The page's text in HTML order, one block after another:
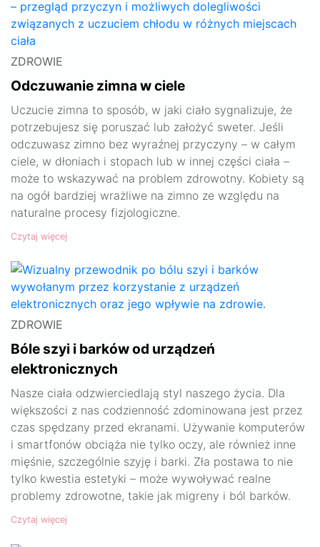
ZDROWIE
Odczuwanie zimna w ciele
Uczucie zimna to sposób, w jaki ciało sygnalizuje, że
potrzebujesz się poruszać lub założyć sweter. Jeśli
odczuwasz zimno bez wyraźnej przyczyny – w całym
ciele, w dłoniach i stopach lub w innej części ciała –
może to wskazywać na problem zdrowotny. Kobiety są
na ogół bardziej wrażliwe na zimno ze względu na
naturalne procesy fizjologiczne.
Czytaj więcej
ZDROWIE
Bóle szyi i barków od urządzeń
elektronicznych
Nasze ciała odzwierciedlają styl naszego życia. Dla
większości z nas codzienność zdominowana jest przez
czas spędzany przed ekranami. Używanie komputerów
i smartfonów obciąża nie tylko oczy, ale również inne
mięśnie, szczególnie szyję i barki. Zła postawa to nie
tylko kwestia estetyki – może wywoływać realne
problemy zdrowotne, takie jak migreny i ból barków.
Czytaj więcej